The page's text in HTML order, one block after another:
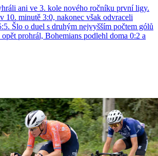
ani ve 3. kole nového ročníku první ligy.
10. minutě 3:0, nakonec však odvraceli
Šlo o duel s druhým nejvyšším počtem gólů
prohrál, Bohemians podlehl doma 0:2 a